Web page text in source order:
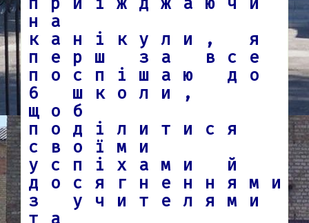
на
канікули, я
перш за все
поспішаю до
6 школи,
щоб
поділитися
своїми
успіхами й
досягненнями
з учителями